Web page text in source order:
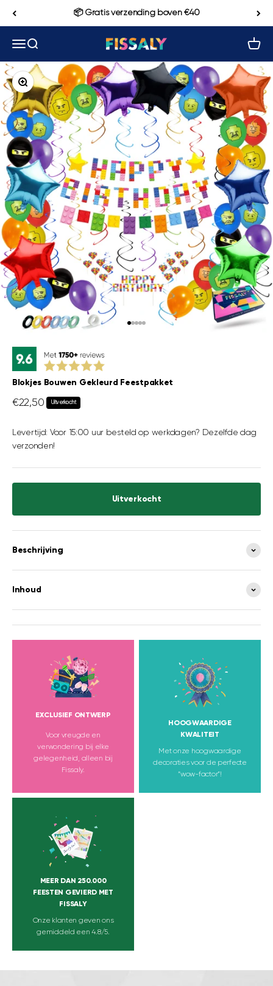
📦 Gratis verzending boven €40
Navigatiemenu openen
Zoeken openen Fissaly
In-/uitzoomen
Blokjes Bouwen Gekleurd Feestpakket
Aanbiedingsprijs
€22,50 Uitverkocht
Levertijd: Voor 15:00 uur besteld op werkdagen? Dezelfde dag
verzonden!
Uitverkocht
Beschrijving
Inhoud
EXCLUSIEF ONTWERP
Voor vreugde en
verwondering bij elke
gelegenheid, alleen bij
Fissaly.
HOOGWAARDIGE
KWALITEIT
Met onze hoogwaardige
decoraties voor de perfecte
“wow-factor”!
MEER DAN 250.000
FEESTEN GEVIERD MET
FISSALY
Onze klanten geven ons
gemiddeld een 4.8/5.